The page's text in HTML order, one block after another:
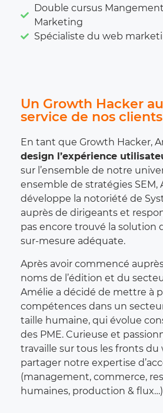
Double cursus
Marketing
Spécialiste du web
Un Growth Hacker au
service de nos clients
En tant que Growth Hacker,
design l’expérience
sur l’ensemble de notre
ensemble de stratégies SEM,
développe la notoriété de
auprès de dirigeants et
pas encore trouvé la solution
sur-mesure adéquate.
Après avoir commencé
noms de l’édition et du
Amélie a décidé de mettre à
compétences dans un
taille humaine, qui évolue
des PME. Curieuse et
travaille sur tous les fronts du
partager notre expertise
(management, commerce,
humaines, production &